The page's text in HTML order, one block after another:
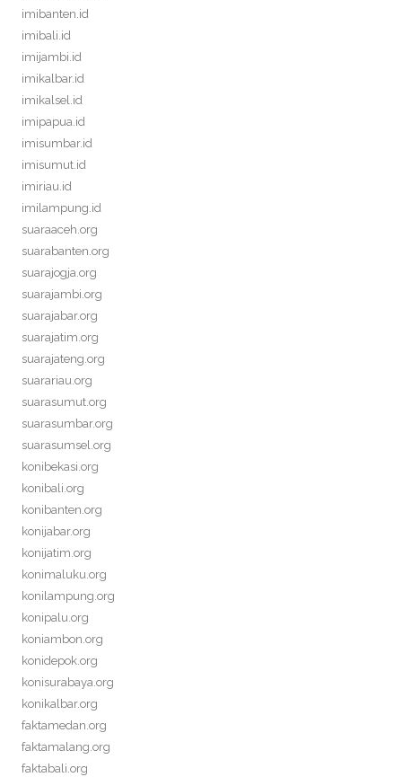
imibanten.id
imibali.id
imijambi.id
imikalbar.id
imikalsel.id
imipapua.id
imisumbar.id
imisumut.id
imiriau.id
imilampung.id
suaraaceh.org
suarabanten.org
suarajogja.org
suarajambi.org
suarajabar.org
suarajatim.org
suarajateng.org
suarariau.org
suarasumut.org
suarasumbar.org
suarasumsel.org
konibekasi.org
konibali.org
konibanten.org
konijabar.org
konijatim.org
konimaluku.org
konilampung.org
konipalu.org
koniambon.org
konidepok.org
konisurabaya.org
konikalbar.org
faktamedan.org
faktamalang.org
faktabali.org